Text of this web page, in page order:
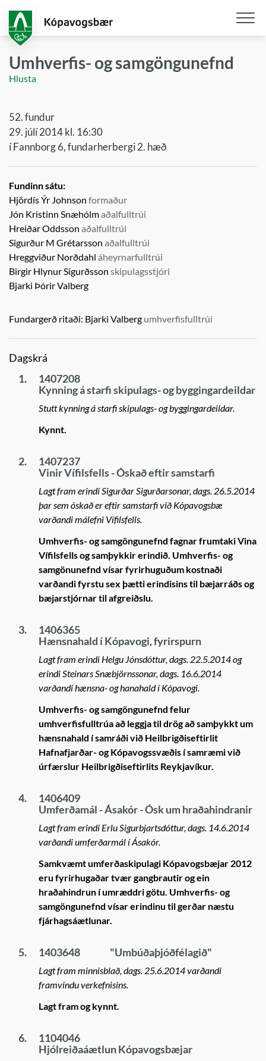
aðalefni
Umhverfis- og samgöngunefnd
Hlusta
52. fundur
29. júlí 2014 kl. 16:30
í Fannborg 6, fundarherbergi 2. hæð
Fundinn sátu:
Hjördís Ýr Johnson formaður
Jón Kristinn Snæhólmaðalfulltrúi
Hreiðar Oddsson aðalfulltrúi
Sigurður M Grétarsson aðalfulltrúi
Hreggviður Norðdahl áheyrnarfulltrúi
Birgir Hlynur Sigurðsson skipulagsstjóri
Bjarki Þórir Valberg
Fundargerð ritaði: Bjarki Valberg umhverfisfulltrúi
Dagskrá
1.
1407208
Kynning á starfi skipulags- og byggingardeildar
Stutt kynning á starfi skipulags- og byggingardeildar.
Kynnt.
2.
1407237
Vinir Vífilsfells - Óskað eftir samstarfi
Lagt fram erindi Sigurðar Sigurðarsonar, dags. 26.5.2014
þar sem óskað er eftir samstarfi við Kópavogsbæ
varðandi málefni Vífilsfells.
Umhverfis- og samgöngunefnd fagnar frumtaki Vina
Vífilsfells og samþykkir erindið. Umhverfis- og
samgönunefnd vísar fyrirhuguðum kostnaði
varðandi fyrstu sex þætti erindisins til bæjarráðs og
bæjarstjórnar til afgreiðslu.
3.
1406365
Hænsnahald í Kópavogi, fyrirspurn
Lagt fram erindi Helgu Jónsdóttur, dags. 22.5.2014 og
erindi Steinars Snæbjörnssonar, dags. 16.6.2014
varðandi hænsna- og hanahald í Kópavogi.
Umhverfis- og samgöngunefnd felur
umhverfisfulltrúa að leggja til drög að samþykkt um
hænsnahald í samráði við Heilbrigðiseftirlit
Hafnafjarðar- og Kópavogssvæðis í samræmi við
úrfærslur Heilbrigðiseftirlits Reykjavíkur.
4.
1406409
Umferðamál - Ásakór - Ósk um hraðahindranir
Lagt fram erindi Erlu Sigurbjartsdóttur, dags. 14.6.2014
varðandi umferðarmál í Ásakór.
Samkvæmt umferðaskipulagi Kópavogsbæjar 2012
eru fyrirhugaðar tvær gangbrautir og ein
hraðahindrun í umræddri götu. Umhverfis- og
samgöngunefnd vísar erindinu til gerðar næstu
fjárhagsáætlunar.
5. 1403648 "Umbúðaþjóðfélagið"
Lagt fram minnisblað, dags. 25.6.2014 varðandi
framvindu verkefnisins.
Lagt fram og kynnt.
6.
1104046
Hjólreiðaáætlun Kópavogsbæjar
Opna